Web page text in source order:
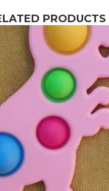
PRODUCTS